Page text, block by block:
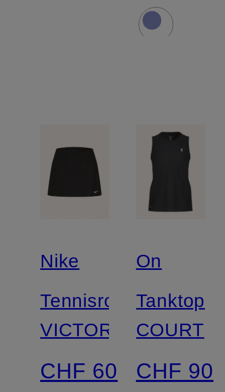
Nike
Tennisrock
VICTORY
CHF 60
On
Tanktop
COURT
CHF 90